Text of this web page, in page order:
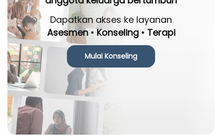
Dapatkan akses ke layanan
Asesmen • Konseling • Terapi
Mulai Konseling